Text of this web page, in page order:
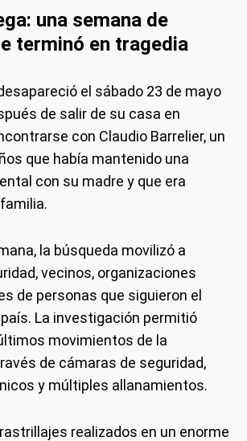
una semana de
terminó en tragedia
el sábado 23 de mayo
de salir de su casa en
con Claudio Barrelier, un
que había mantenido una
con su madre y que era
la búsqueda movilizó a
vecinos, organizaciones
de personas que siguieron el
La investigación permitió
movimientos de la
de cámaras de seguridad,
y múltiples allanamientos.
realizados en un enorme